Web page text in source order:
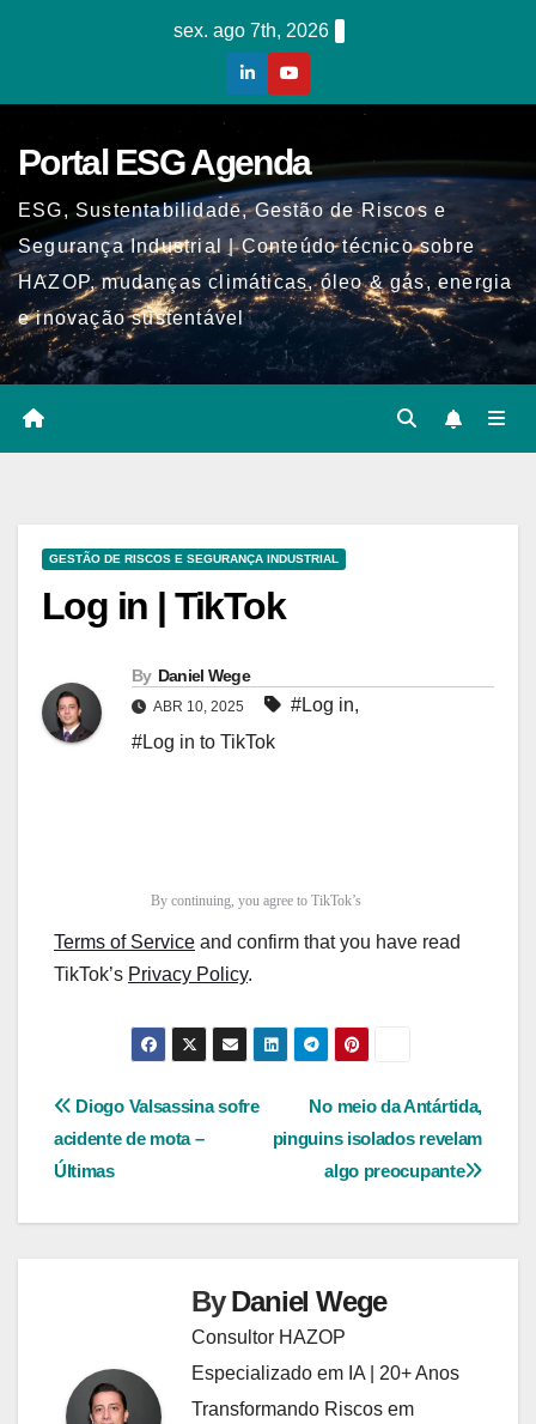
sex. ago 7th, 2026
Portal ESG Agenda
ESG, Sustentabilidade, Gestão de Riscos e
Segurança Industrial | Conteúdo técnico sobre
HAZOP, mudanças climáticas, óleo & gás, energia
e inovação sustentável
GESTÃO DE RISCOS E SEGURANÇA INDUSTRIAL
Log in | TikTok
By Daniel Wege
ABR 10, 2025 #Log in,
#Log in to TikTok
By continuing, you agree to TikTok’s
Terms of Service and confirm that you have read
TikTok’s Privacy Policy.
Navegação
de
No meio da Antártida,
pinguins isolados revelam
algo preocupante
Diogo Valsassina sofre
acidente de mota –
Últimas
ByDaniel Wege
Consultor HAZOP
Especializado em IA | 20+ Anos
Transformando Riscos em